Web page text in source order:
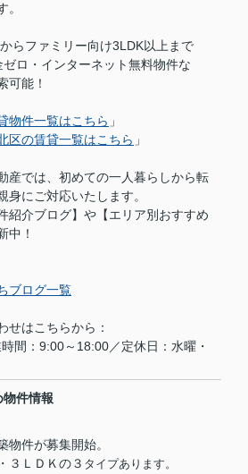
。
らファミリー向け3LDK以上まで
ロ・インターネット無料物件な
可能！
物件一覧はこちら 」
区の賃貸一覧はこちら 」
産では、初めての一人暮らしから転
身にご対応いたします。
紹介ブログ】や【エリア別おすすめ
中！
ブログ一覧
せはこちらから：
間：9:00～18:00／定休日：水曜・
物件情報
物件が募集開始。
３ＬＤＫの３ タイプあります。